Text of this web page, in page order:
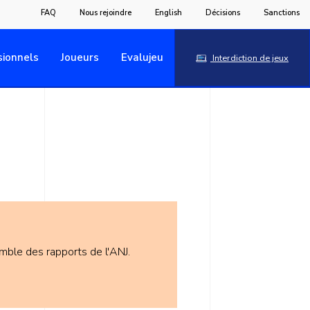
FAQ Nous rejoindre English Décisions Sanctions
Joueurs Evalujeu Interdiction de jeux
des rapports de l'ANJ.